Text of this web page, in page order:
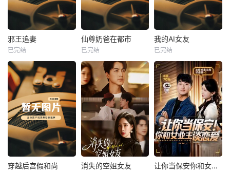
热播
邪王追妻
未知
邪王追妻
已完结
热播
未知
仙尊奶爸在都市
已完结
热播
我的AI女友
未知
我的AI女友
已完结
热播
穿越后宫假和尚 热播
消失的空姐女友 热播 让你当保安你和女业主谈恋爱